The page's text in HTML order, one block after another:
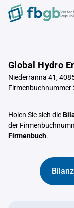
Global Hydro
Niederranna 41,
Firmenbuchnummer
Holen Sie sich die
der
Firmenbuch.